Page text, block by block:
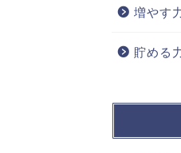
増やす
貯める